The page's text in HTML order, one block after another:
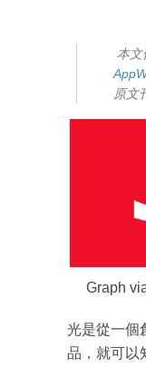
本文
原文
Graph
光是從一個
品，就可以